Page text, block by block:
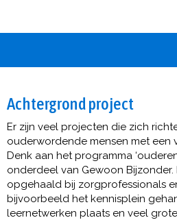
Achtergrond project
Er zijn veel projecten die zich
ouderwordende mensen met een
Denk aan het programma
onderdeel van Gewoon
opgehaald bij zorgprofessionals
bijvoorbeeld het kennisplein
leernetwerken plaats en veel